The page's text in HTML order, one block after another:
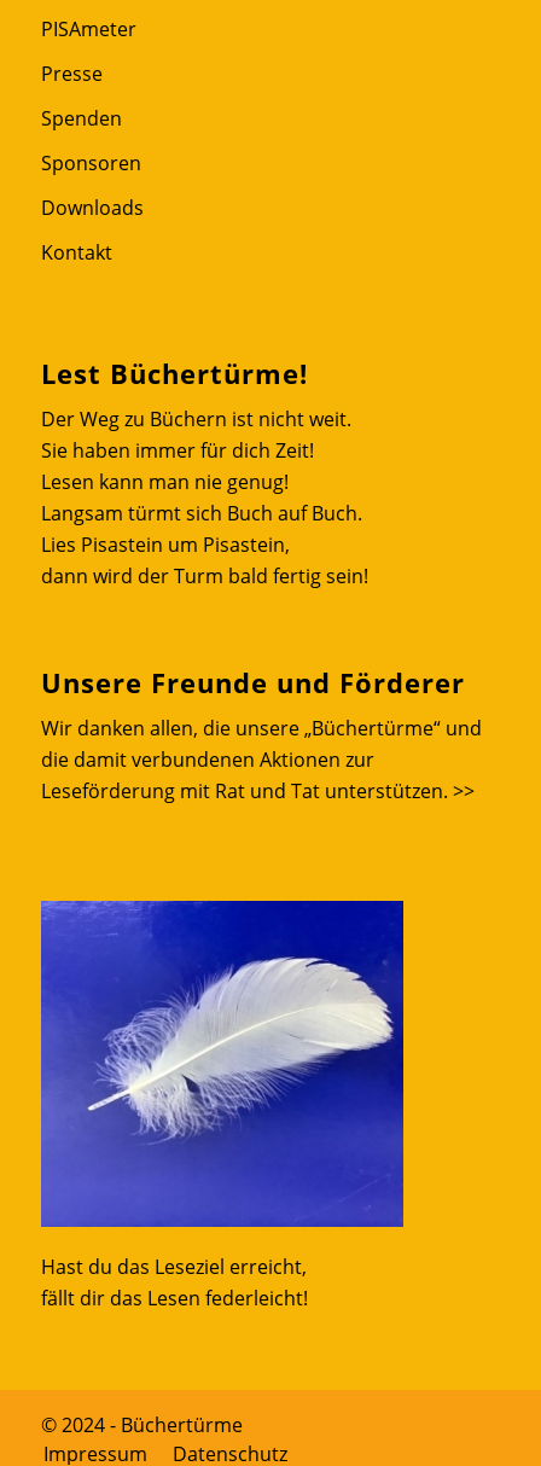
PISAmeter
Presse
Spenden
Sponsoren
Downloads
Kontakt
Lest Büchertürme!
Der Weg zu Büchern ist nicht weit.
Sie haben immer für dich Zeit!
Lesen kann man nie genug!
Langsam türmt sich Buch auf Buch.
Lies Pisastein um Pisastein,
dann wird der Turm bald fertig sein!
Unsere Freunde und Förderer
Wir danken allen, die unsere „Büchertürme“ und
die damit verbundenen Aktionen zur
Leseförderung mit Rat und Tat unterstützen. >>
Hast du das Leseziel erreicht,
fällt dir das Lesen federleicht!
© 2024 - Büchertürme
Impressum
Datenschutz